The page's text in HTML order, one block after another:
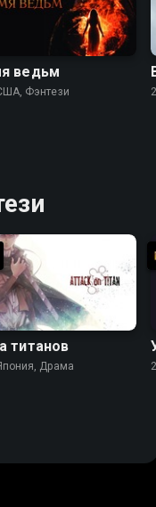
ведьм
Фэнтези
титанов
Драма